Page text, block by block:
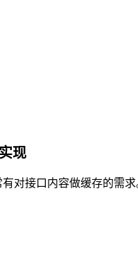
现
有对接口内容做缓存的需